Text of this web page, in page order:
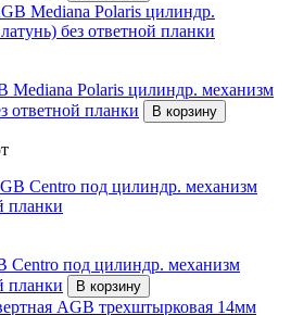
Mediana Polaris цилиндр. механизм
ответной планки
В корзину
Centro под цилиндр. механизм
планки
В корзину